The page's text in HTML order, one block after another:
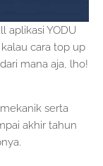
aplikasi YODU
cara top up
mana aja, lho!
serta
akhir tahun